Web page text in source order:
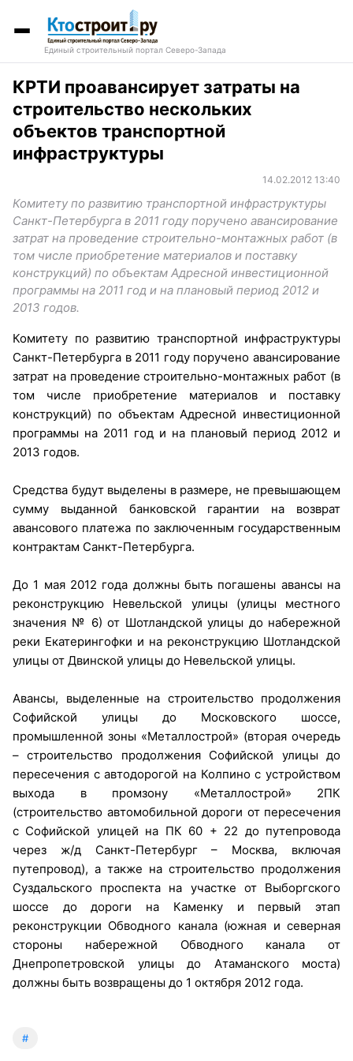
Единый строительный портал Северо-Запада
КРТИ проавансирует затраты на
строительство нескольких
объектов транспортной
инфраструктуры
14.02.2012 13:40
Комитету по развитию транспортной инфраструктуры
Санкт-Петербурга в 2011 году поручено авансирование
затрат на проведение строительно-монтажных работ (в
том числе приобретение материалов и поставку
конструкций) по объектам Адресной инвестиционной
программы на 2011 год и на плановый период 2012 и
2013 годов.
Комитету по развитию транспортной инфраструктуры
Санкт-Петербурга в 2011 году поручено авансирование
затрат на проведение строительно-монтажных работ (в
том числе приобретение материалов и поставку
конструкций) по объектам Адресной инвестиционной
программы на 2011 год и на плановый период 2012 и
2013 годов.
Средства будут выделены в размере, не превышающем
сумму выданной банковской гарантии на возврат
авансового платежа по заключенным государственным
контрактам Санкт-Петербурга.
До 1 мая 2012 года должны быть погашены авансы на
реконструкцию Невельской улицы (улицы местного
значения № 6) от Шотландской улицы до набережной
реки Екатерингофки и на реконструкцию Шотландской
улицы от Двинской улицы до Невельской улицы.
Авансы, выделенные на строительство продолжения
Софийской улицы до Московского шоссе,
промышленной зоны «Металлострой» (вторая очередь
– строительство продолжения Софийской улицы до
пересечения с автодорогой на Колпино с устройством
выхода в промзону «Металлострой» 2ПК
(строительство автомобильной дороги от пересечения
с Софийской улицей на ПК 60 + 22 до путепровода
через ж/д Санкт-Петербург – Москва, включая
путепровод), а также на строительство продолжения
Суздальского проспекта на участке от Выборгского
шоссе до дороги на Каменку и первый этап
реконструкции Обводного канала (южная и северная
стороны набережной Обводного канала от
Днепропетровской улицы до Атаманского моста)
должны быть возвращены до 1 октября 2012 года.
#